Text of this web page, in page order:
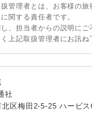
管理者とは、お客様の旅
関する責任者です。
、担当者からの説明にご
上記取扱管理者にお訊ね
社
区梅田2-5-25 ハービ